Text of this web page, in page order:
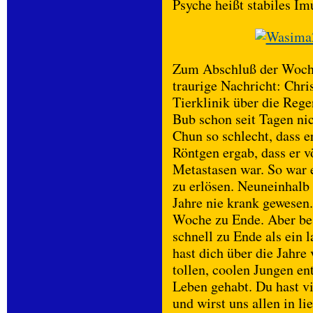
Psyche heißt stabiles
Zum Abschluß der
traurige Nachricht:
Tierklinik über die
Bub schon seit Tagen
Chun so schlecht, dass
Röntgen ergab, dass er
Metastasen war. So
zu erlösen.
Jahre nie krank
Woche zu Ende. Aber
schnell zu Ende als ein
hast dich über die
tollen, coolen Jungen
Leben gehabt. Du hast
und wirst uns allen in